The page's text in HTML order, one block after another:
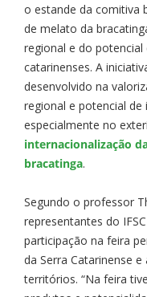
o estande da comitiva
de melato da
regional e do
catarinenses. A
desenvolvido na
regional e potencial
especialmente no
internacionalização
bracatinga.
Segundo o professor
representantes do
participação na feira
da Serra Catarinense
territórios. “Na feira